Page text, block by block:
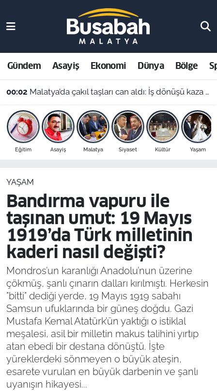
Gündem Asayiş Ekonomi Dünya Bölge
00:02 Malatya’da çakıl taşları can aldı: İş dönüşü kaza yapan motosikletli hayatını kaybetti
Eğitim Asayiş Malatya Siyaset Kültür Yaşam
YAŞAM
Bandırma vapuru ile
taşınan umut: 19 Mayıs
1919’da Türk milletinin
kaderi nasıl değişti?
Mondros’un karanlığı Anadolu’nun üzerine
çökmüş, şanlı çınarın dalları kırılmıştı. Herkesin
"bitti" dediği yerde, 19 Mayıs 1919 sabahı
Samsun ufuklarında bir güneş doğdu. Gazi
Mustafa Kemal Atatürk’ün yaktığı o istiklal
meşalesi, asil bir milletin makus talihini yırtıp
atan ebedi bir destana dönüştü. İşte
yüreklerdeki sönmeyen o büyük ateşin,
esarete vurulan en büyük darbenin ve şanlı
uyanışın hikayesi...
Asayiş
Ekonomi
Dünya
Bölge
Resmi İlanlar
Malatya Nöbetçi Eczaneler
Malatya Hava Durumu
Malatya Namaz Vakitleri
Malatya Trafik Yoğunluk Haritası
Süper Lig Puan Durumu ve Fikstür
Son Dakika Haberleri
Haber Arşivi